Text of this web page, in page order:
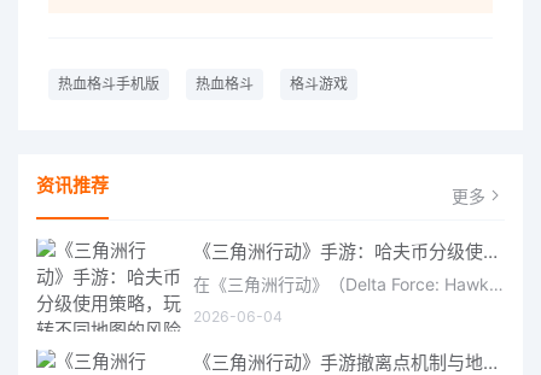
热血格斗手机版 热血格斗 格斗游戏
资讯推荐 更多
《三角洲行动》手游：哈夫币分级使用策略，玩转不同地图的风险与回报
在《三角洲行动》（Delta Force: Hawk Ops）“烽火地带”模式中，地图被划分为“普通”、“机密”和“绝密”三个
2026-06-04
《三角洲行动》手游撤离点机制与地图全攻略深度解析